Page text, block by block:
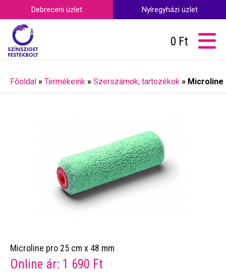
Debreceni üzlet Nyíregyházi üzlet
0 Ft
Főoldal » Termékeink » Szerszámok, tartozékok » Microline
Microline pro 25 cm x 48 mm
Online ár: 1 690 Ft